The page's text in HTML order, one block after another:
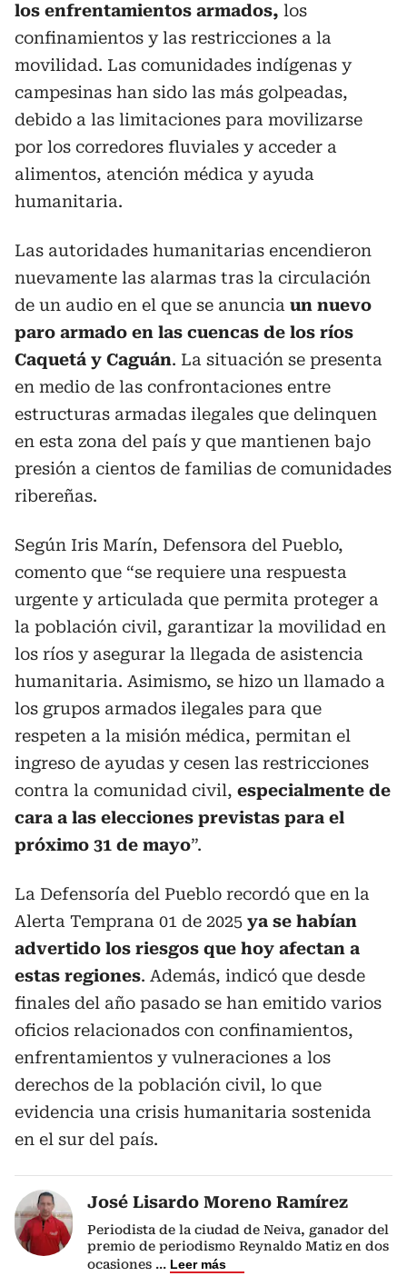
los enfrentamientos armados, los
confinamientos y las restricciones a la
movilidad. Las comunidades indígenas y
campesinas han sido las más golpeadas,
debido a las limitaciones para movilizarse
por los corredores fluviales y acceder a
alimentos, atención médica y ayuda
humanitaria.
Las autoridades humanitarias encendieron
nuevamente las alarmas tras la circulación
de un audio en el que se anuncia un nuevo
paro armado en las cuencas de los ríos
Caquetá y Caguán. La situación se presenta
en medio de las confrontaciones entre
estructuras armadas ilegales que delinquen
en esta zona del país y que mantienen bajo
presión a cientos de familias de comunidades
ribereñas.
Según Iris Marín, Defensora del Pueblo,
comento que “se requiere una respuesta
urgente y articulada que permita proteger a
la población civil, garantizar la movilidad en
los ríos y asegurar la llegada de asistencia
humanitaria. Asimismo, se hizo un llamado a
los grupos armados ilegales para que
respeten a la misión médica, permitan el
ingreso de ayudas y cesen las restricciones
contra la comunidad civil, especialmente de
cara a las elecciones previstas para el
próximo 31 de mayo”.
La Defensoría del Pueblo recordó que en la
Alerta Temprana 01 de 2025 ya se habían
advertido los riesgos que hoy afectan a
estas regiones. Además, indicó que desde
finales del año pasado se han emitido varios
oficios relacionados con confinamientos,
enfrentamientos y vulneraciones a los
derechos de la población civil, lo que
evidencia una crisis humanitaria sostenida
en el sur del país.
José Lisardo Moreno Ramírez
Periodista de la ciudad de Neiva, ganador del
premio de periodismo Reynaldo Matiz en dos
ocasiones ... Leer más